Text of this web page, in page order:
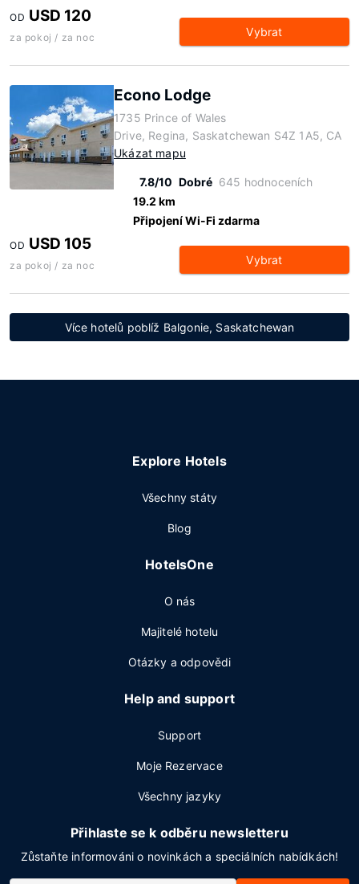
OD USD 120
za pokoj / za noc Vybrat
Econo Lodge
1735 Prince of Wales
Drive, Regina, Saskatchewan S4Z 1A5, CA
Ukázat mapu
7.8/10 Dobré 645 hodnoceních
19.2 km
Připojení Wi-Fi zdarma
OD USD 105
za pokoj / za noc Vybrat
Více hotelů poblíž Balgonie, Saskatchewan
Explore Hotels
Všechny státy
Blog
HotelsOne
O nás
Majitelé hotelu
Otázky a odpovědi
Help and support
Support
Moje Rezervace
Všechny jazyky
Přihlaste se k odběru newsletteru
Zůstaňte informováni o novinkách a speciálních nabídkách!